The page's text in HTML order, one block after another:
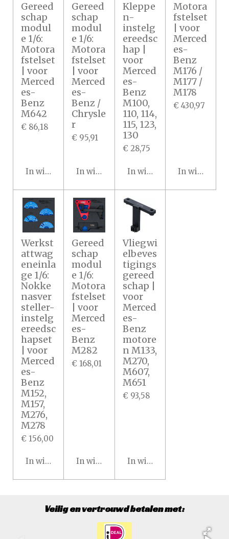
Gereed
schap
modul
e 1/6:
Motora
fstelset
| voor
Merced
es-
Benz
M642
€ 86,18
In winkelwagen
Gereed
schap
modul
e 1/6:
Motora
fstelset
| voor
Merced
es-
Benz /
Chrysle
r
€ 95,91
In winkelwagen
Kleppe
n-
instelg
ereedsc
hap |
voor
Merced
es-
Benz
M100,
110, 114,
115, 123,
130
€ 28,75
In winkelwagen
Motora
fstelset
| voor
Merced
es-
Benz
M176 /
M177 /
M178
€ 430,97
In
Werkst
attwag
eneinla
ge 1/6:
Nokke
nasver
steller-
instelg
ereedsc
hapset
| voor
Merced
es-
Benz
M152,
M157,
M276,
M278
€ 156,00
In winkelwagen
Gereed
schap
modul
e 1/6:
Motora
fstelset
| voor
Merced
es-
Benz
M282
€ 168,01
In winkelwagen
Vliegwi
elbeves
tigings
gereed
schap |
voor
Merced
es-
Benz
motore
n M133,
M270,
M607,
M651
€ 93,58
In winkelwagen
Veilig en vertrouwd betalen met: